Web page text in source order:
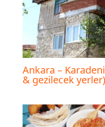
Ankara –
& gezilecek yerler)